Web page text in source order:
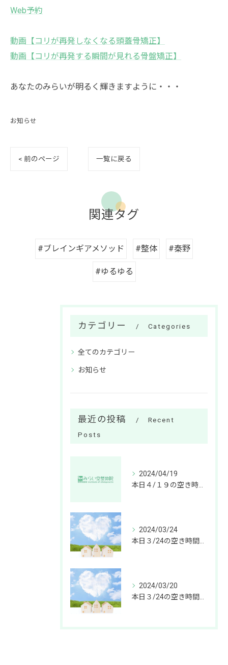
Web予約
動画【コリが再発しなくなる頭蓋骨矯正】
動画【コリが再発する瞬間が見れる骨盤矯正】
あなたのみらいが明るく輝きますように・・・
お知らせ
< 前のページ 一覧に戻る
関連タグ
#ブレインギアメソッド #整体 #秦野
#ゆるゆる
カテゴリー Categories
全てのカテゴリー
お知らせ
最近の投稿
Recent
Posts
2024/04/19
2024/03/24
2024/03/20